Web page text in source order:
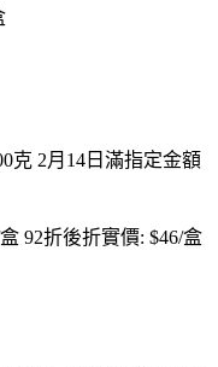
克 2月14日滿指定金額
92折後折實價: $46/盒